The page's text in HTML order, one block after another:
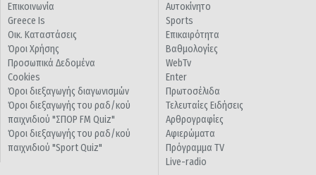
Επικοινωνία
Greece Is
Οικ. Καταστάσεις
Όροι Χρήσης
Προσωπικά Δεδομένα
Cookies
Όροι διεξαγωγής διαγωνισμών
Όροι διεξαγωγής του ραδ/κού
παιχνιδιού "ΣΠΟΡ FM Quiz"
Όροι διεξαγωγής του ραδ/κού
παιχνιδιού "Sport Quiz"
Αυτοκίνητο
Sports
Επικαιρότητα
Βαθμολογίες
WebTv
Enter
Πρωτοσέλιδα
Τελευταίες Ειδήσεις
Αρθρογραφίες
Αφιερώματα
Πρόγραμμα TV
Live-radio